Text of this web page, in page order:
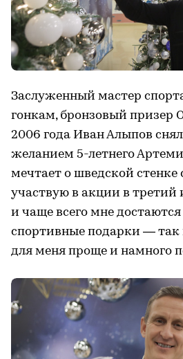
Заслуженный мастер
гонкам, бронзовый призер
2006 года Иван Алыпов
желанием 5-летнего
мечтает о шведской стенке
участвую в акции в третий
и чаще всего мне
спортивные подарки — так
для меня проще и намного